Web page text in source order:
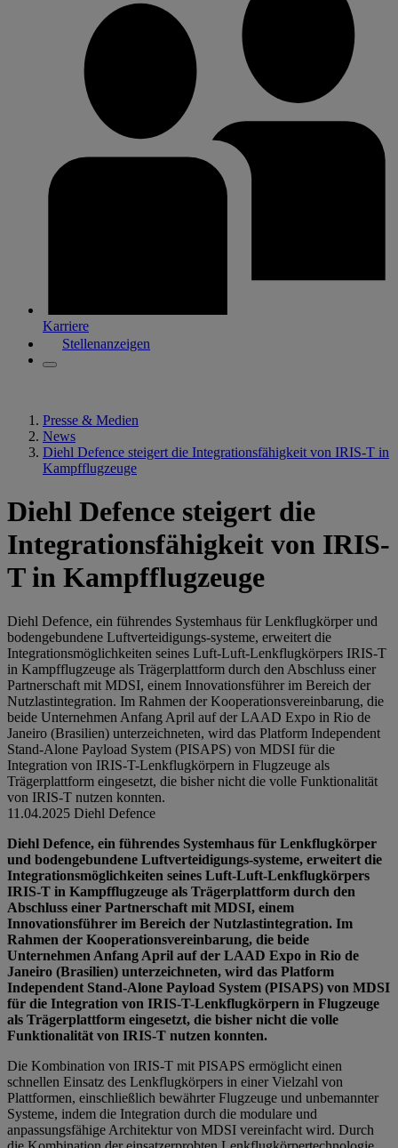
Karriere
Stellenanzeigen
Presse & Medien
News
Diehl Defence steigert die Integrationsfähigkeit von IRIS-T in
Kampfflugzeuge
Diehl Defence steigert die
Integrationsfähigkeit von IRIS-
T in Kampfflugzeuge
Diehl Defence, ein führendes Systemhaus für Lenkflugkörper und
bodengebundene Luftverteidigungs-systeme, erweitert die
Integrationsmöglichkeiten seines Luft-Luft-Lenkflugkörpers IRIS-T
in Kampfflugzeuge als Trägerplattform durch den Abschluss einer
Partnerschaft mit MDSI, einem Innovationsführer im Bereich der
Nutzlastintegration. Im Rahmen der Kooperationsvereinbarung, die
beide Unternehmen Anfang April auf der LAAD Expo in Rio de
Janeiro (Brasilien) unterzeichneten, wird das Platform Independent
Stand-Alone Payload System (PISAPS) von MDSI für die
Integration von IRIS-T-Lenkflugkörpern in Flugzeuge als
Trägerplattform eingesetzt, die bisher nicht die volle Funktionalität
von IRIS-T nutzen konnten.
11.04.2025 Diehl Defence
Diehl Defence, ein führendes Systemhaus für Lenkflugkörper
und bodengebundene Luftverteidigungs-systeme, erweitert die
Integrationsmöglichkeiten seines Luft-Luft-Lenkflugkörpers
IRIS-T in Kampfflugzeuge als Trägerplattform durch den
Abschluss einer Partnerschaft mit MDSI, einem
Innovationsführer im Bereich der Nutzlastintegration. Im
Rahmen der Kooperationsvereinbarung, die beide
Unternehmen Anfang April auf der LAAD Expo in Rio de
Janeiro (Brasilien) unterzeichneten, wird das Platform
Independent Stand-Alone Payload System (PISAPS) von MDSI
für die Integration von IRIS-T-Lenkflugkörpern in Flugzeuge
als Trägerplattform eingesetzt, die bisher nicht die volle
Funktionalität von IRIS-T nutzen konnten.
Die Kombination von IRIS-T mit PISAPS ermöglicht einen
schnellen Einsatz des Lenkflugkörpers in einer Vielzahl von
Plattformen, einschließlich bewährter Flugzeuge und unbemannter
Systeme, indem die Integration durch die modulare und
anpassungsfähige Architektur von MDSI vereinfacht wird. Durch